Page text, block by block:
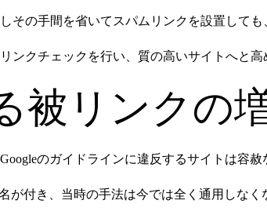
の手間を省いてスパムリンクを設置して
クチェックを行い、質の高いサイトへと高
被リンクの
のガイドラインに違反するサイトは容赦
付き、当時の手法は今では全く通用しなく